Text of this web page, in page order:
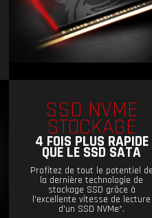
SSD NVME
STOCKAGE
4 FOIS PLUS RAPIDE
QUE LE SSD SATA
Profitez de tout le potentiel
la dernière technologie de
stockage SSD grâce à
l'excellente vitesse de lecture
d'un SSD NVMe*.